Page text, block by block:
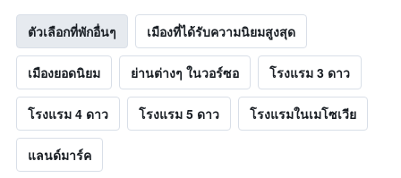
ตัวเลือกที่พักอื่นๆ เมืองที่ได้รับความนิยมสูงสุด
เมืองยอดนิยม ย่านต่างๆ ในวอร์ซอ โรงแรม 3 ดาว
โรงแรม 4 ดาว โรงแรม 5 ดาว โรงแรมในเมโซเวีย
แลนด์มาร์ค